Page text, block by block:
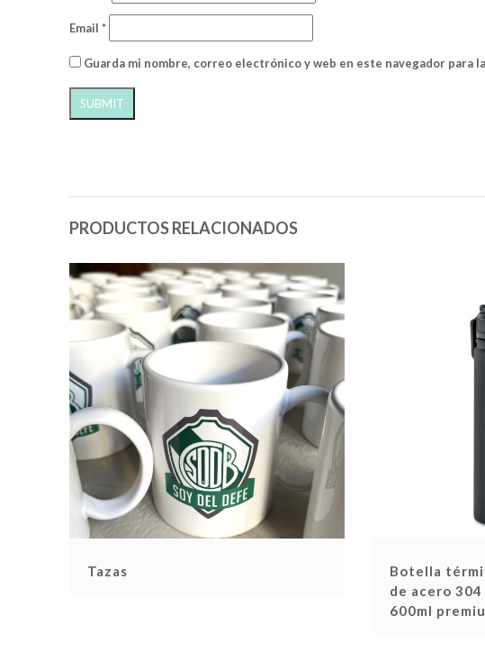
Email *
Guarda mi nombre, correo electrónico y web en este navegador para
PRODUCTOS RELACIONADOS
Tazas
Botella
de acero
600ml